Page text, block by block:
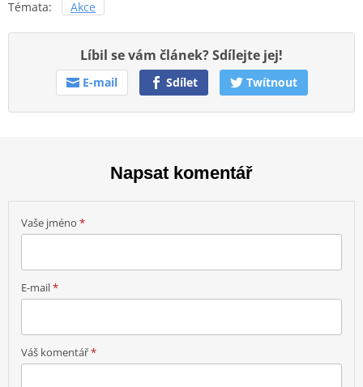
Témata: Akce
Líbil se vám článek? Sdílejte jej!
E-mail Sdílet Twítnout
Napsat komentář
Vaše jméno *
E-mail*
Váš komentář*